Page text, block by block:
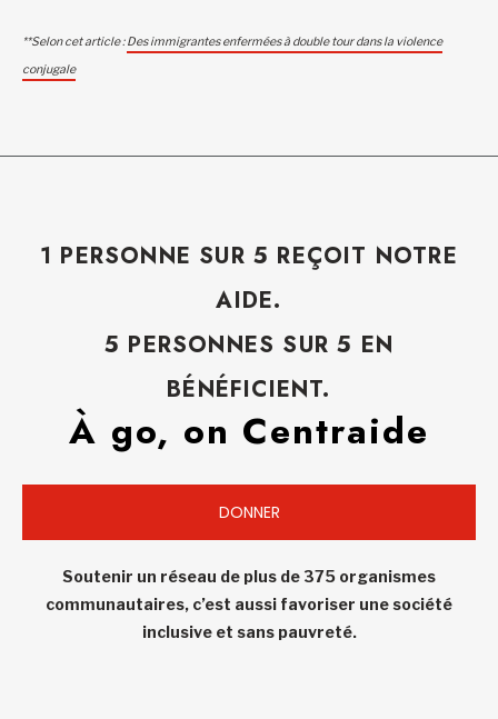
**Selon cet article :Des immigrantes enfermées à double tour dans la violence
conjugale
1 PERSONNE SUR 5 REÇOIT NOTRE
AIDE.
5 PERSONNES SUR 5 EN
BÉNÉFICIENT.
À go, on Centraide
DONNER
Soutenir un réseau de plus de 375 organismes
communautaires, c’est aussi favoriser une société
inclusive et sans pauvreté.